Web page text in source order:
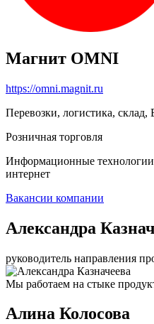
Магнит OMNI
https://omni.magnit.ru
Перевозки, логистика,
Розничная торговля
Информационные
интернет
Вакансии компании
Александра
руководитель направления
Мы работаем на стыке
Алина Колосова